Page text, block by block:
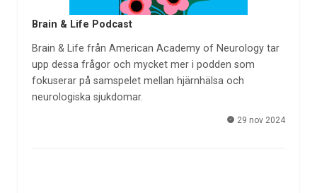
Brain & Life Podcast
Brain & Life från American Academy of Neurology tar
upp dessa frågor och mycket mer i podden som
fokuserar på samspelet mellan hjärnhälsa och
neurologiska sjukdomar.
29 nov 2024